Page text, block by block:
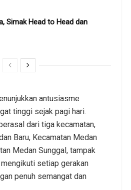
Simak Head to Head dan
antusiasme
tinggi sejak pagi hari.
dari tiga kecamatan,
Baru, Kecamatan Medan
Medan Sunggal, tampak
setiap gerakan
penuh semangat dan